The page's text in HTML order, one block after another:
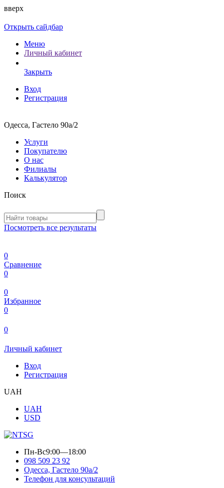
вверх
Открыть сайдбар
Меню
Личный кабинет
Закрыть
Вход
Регистрация
Одесса, Гастело 90а/2
Услуги
Покупателю
О нас
Филиалы
Калькулятор
Поиск
Посмотреть все результаты
0
Сравнение
0
0
Избранное
0
0
Личный кабинет
Вход
Регистрация
UAH
UAH
USD
Пн-Вс9:00—18:00
098 509 23 92
Одесса, Гастело 90а/2
Телефон для консультаций